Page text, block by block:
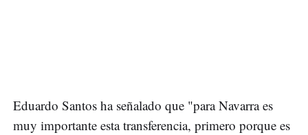
Eduardo Santos ha señalado que "para Navarra es
muy importante esta transferencia, primero porque es